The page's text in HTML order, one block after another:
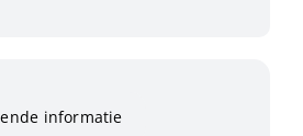
informatie